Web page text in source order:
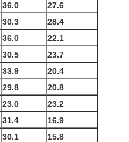
36.0
27.6
30.3
28.4
36.0
22.1
30.5
23.7
33.9
20.4
29.8
20.8
23.0
23.2
31.4
16.9
30.1
15.8